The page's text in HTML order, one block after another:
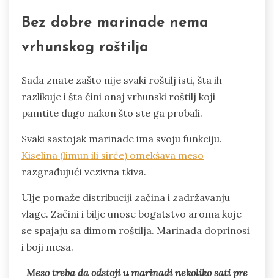
Bez dobre marinade nema
vrhunskog roštilja
Sada znate zašto nije svaki roštilj isti, šta ih
razlikuje i šta čini onaj vrhunski roštilj koji
pamtite dugo nakon što ste ga probali.
Svaki sastojak marinade ima svoju funkciju.
Kiselina (limun ili sirće) omekšava meso
razgrađujući vezivna tkiva.
Ulje pomaže distribuciji začina i zadržavanju
vlage. Začini i bilje unose bogatstvo aroma koje
se spajaju sa dimom roštilja. Marinada doprinosi
i boji mesa.
Meso treba da odstoji u marinadi nekoliko sati pre